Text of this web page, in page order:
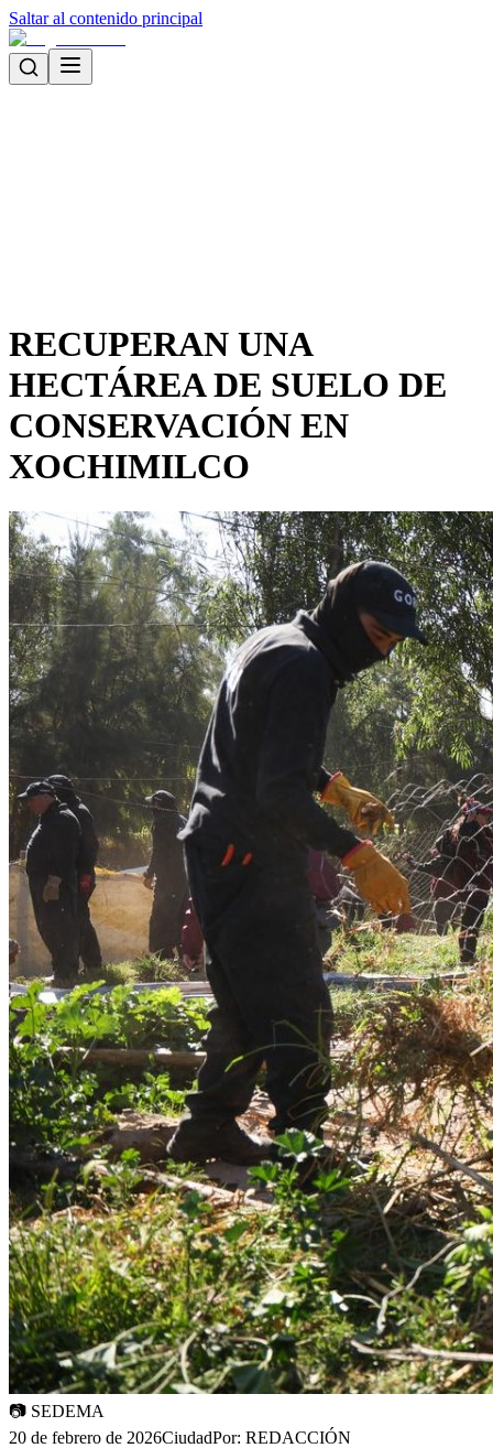
Saltar al contenido principal
RECUPERAN UNA
HECTÁREA DE SUELO DE
CONSERVACIÓN EN
XOCHIMILCO
📷 SEDEMA
20 de febrero de 2026CiudadPor: REDACCIÓN